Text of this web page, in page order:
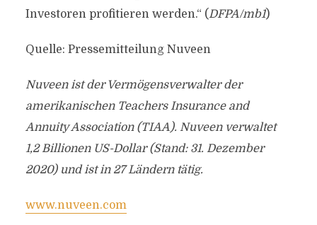
Investoren profitieren werden.“ (DFPA/mb1)
Quelle: Pressemitteilung Nuveen
Nuveen ist der Vermögensverwalter der
amerikanischen Teachers Insurance and
Annuity Association (TIAA). Nuveen verwaltet
1,2 Billionen US-Dollar (Stand: 31. Dezember
2020) und ist in 27 Ländern tätig.
www.nuveen.com